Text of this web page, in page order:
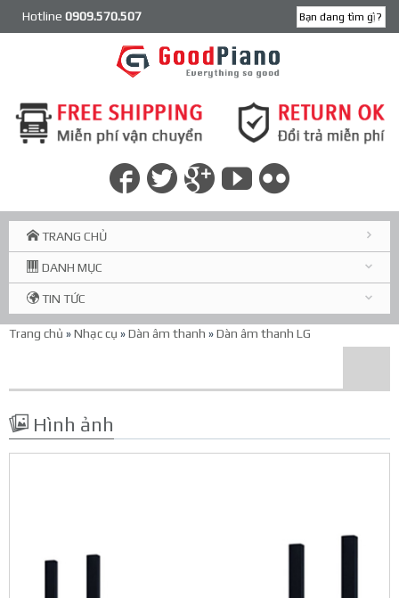
Hotline 0909.570.507
TRANG CHỦ
DANH MỤC
TIN TỨC
Trang chủ »Nhạc cụ »Dàn âm thanh »Dàn âm thanh LG
Hình ảnh